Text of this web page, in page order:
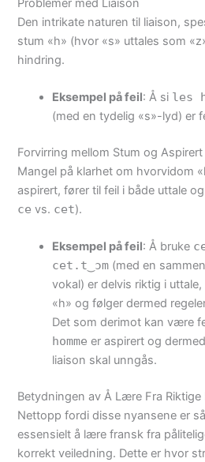
Problemer med Liaison
Den intrikate naturen til liaison,
stum «h» (hvor «s» uttales som
hindring.
Eksempel på feil: Å si les
(med en tydelig «s»-lyd) er
Forvirring mellom Stum og Aspirert
Mangel på klarhet om hvorvidom
aspirert, fører til feil i både uttale
ce vs. cet).
Eksempel på feil: Å bruke
cet.t‿ɔm (med en
vokal) er delvis riktig i uttale,
«h» og følger dermed
Det som derimot kan være
homme er aspirert og
liaison skal unngås.
Betydningen av Å Lære Fra Riktige
Nettopp fordi disse nyansene er
essensielt å lære fransk fra
korrekt veiledning. Dette er hvor